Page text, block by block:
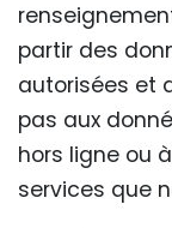
partir des
autorisées et
pas aux
hors ligne ou
services que